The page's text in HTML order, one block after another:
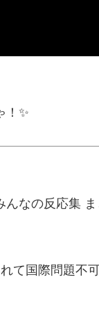
！✨
なの反応集
て国際問題不